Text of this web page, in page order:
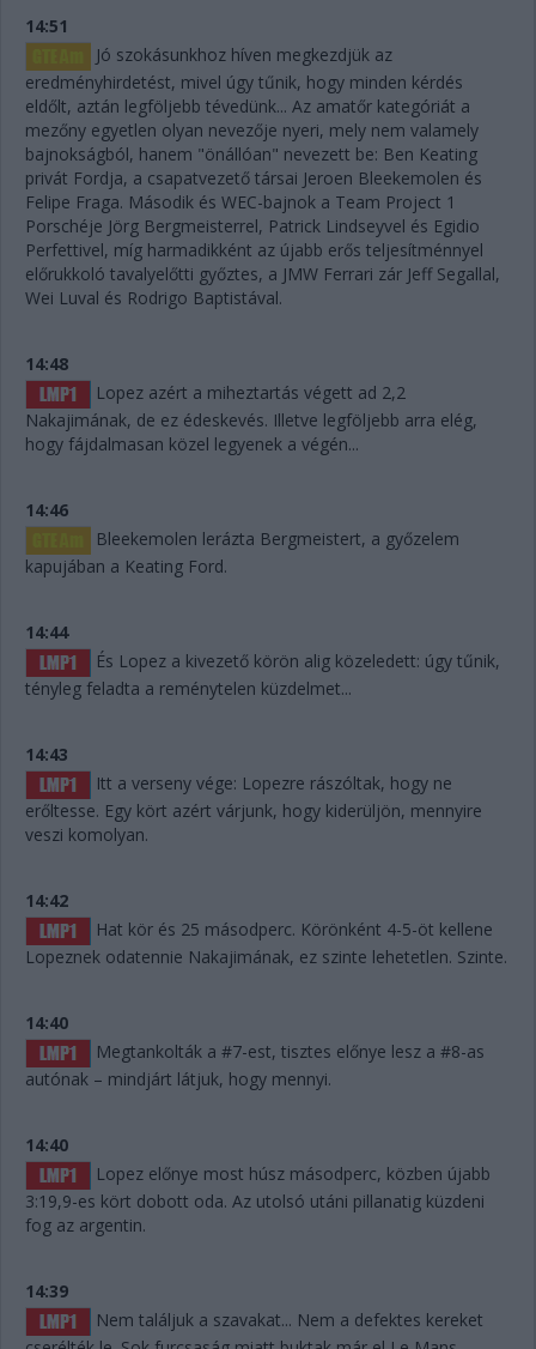
14:51
Jó szokásunkhoz híven megkezdjük az
eredményhirdetést, mivel úgy tűnik, hogy minden kérdés
eldőlt, aztán legföljebb tévedünk... Az amatőr kategóriát a
mezőny egyetlen olyan nevezője nyeri, mely nem valamely
bajnokságból, hanem "önállóan" nevezett be: Ben Keating
privát Fordja, a csapatvezető társai Jeroen Bleekemolen és
Felipe Fraga. Második és WEC-bajnok a Team Project 1
Porschéje Jörg Bergmeisterrel, Patrick Lindseyvel és Egidio
Perfettivel, míg harmadikként az újabb erős teljesítménnyel
előrukkoló tavalyelőtti győztes, a JMW Ferrari zár Jeff Segallal,
Wei Luval és Rodrigo Baptistával.
14:48
Lopez azért a miheztartás végett ad 2,2
Nakajimának, de ez édeskevés. Illetve legföljebb arra elég,
hogy fájdalmasan közel legyenek a végén...
14:46
Bleekemolen lerázta Bergmeistert, a győzelem
kapujában a Keating Ford.
14:44
És Lopez a kivezető körön alig közeledett: úgy tűnik,
tényleg feladta a reménytelen küzdelmet...
14:43
Itt a verseny vége: Lopezre rászóltak, hogy ne
erőltesse. Egy kört azért várjunk, hogy kiderüljön, mennyire
veszi komolyan.
14:42
Hat kör és 25 másodperc. Körönként 4-5-öt kellene
Lopeznek odatennie Nakajimának, ez szinte lehetetlen. Szinte.
14:40
Megtankolták a #7-est, tisztes előnye lesz a #8-as
autónak – mindjárt látjuk, hogy mennyi.
14:40
Lopez előnye most húsz másodperc, közben újabb
3:19,9-es kört dobott oda. Az utolsó utáni pillanatig küzdeni
fog az argentin.
14:39
Nem találjuk a szavakat... Nem a defektes kereket